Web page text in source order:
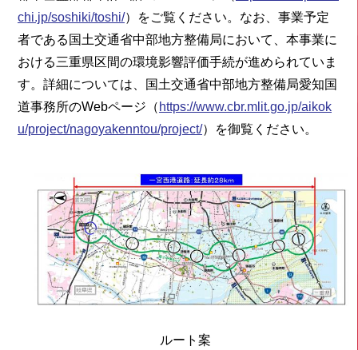
chi.jp/soshiki/toshi/）をご覧ください。なお、事業予定
者である国土交通省中部地方整備局において、本事業に
おける三重県区間の環境影響評価手続が進められていま
す。詳細については、国土交通省中部地方整備局愛知国
道事務所のWebページ（ https://www.cbr.mlit.go.jp/aikok
u/project/nagoyakenntou/project/）を御覧ください。
ルート案